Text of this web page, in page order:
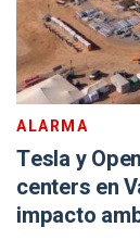
ALARMA
Tesla y
centers en
impacto